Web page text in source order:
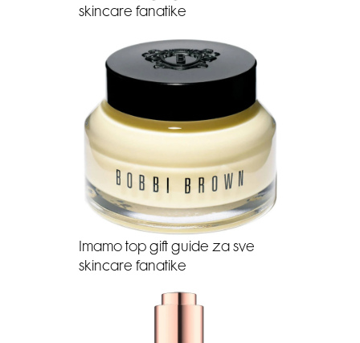
skincare fanatike
Imamo top gift guide za sve
skincare fanatike